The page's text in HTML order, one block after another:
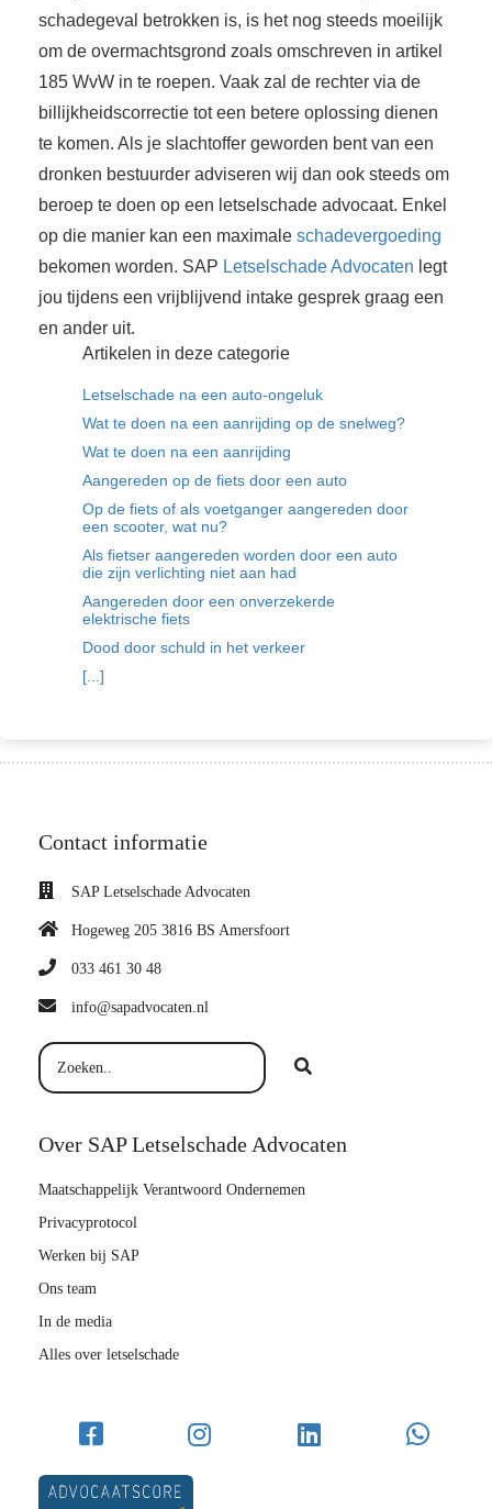
schadegeval betrokken is, is het nog steeds moeilijk
om de overmachtsgrond zoals omschreven in artikel
185 WvW in te roepen. Vaak zal de rechter via de
billijkheidscorrectie tot een betere oplossing dienen
te komen. Als je slachtoffer geworden bent van een
dronken bestuurder adviseren wij dan ook steeds om
beroep te doen op een letselschade advocaat. Enkel
op die manier kan een maximale schadevergoeding
bekomen worden. SAP Letselschade Advocaten legt
jou tijdens een vrijblijvend intake gesprek graag een
en ander uit.
Artikelen in deze categorie
Letselschade na een auto-ongeluk
Wat te doen na een aanrijding op de snelweg?
Wat te doen na een aanrijding
Aangereden op de fiets door een auto
Op de fiets of als voetganger aangereden door
een scooter, wat nu?
Als fietser aangereden worden door een auto
die zijn verlichting niet aan had
Aangereden door een onverzekerde
elektrische fiets
Dood door schuld in het verkeer
[...]
Contact informatie
SAP Letselschade Advocaten
Hogeweg 205 3816 BS Amersfoort
033 461 30 48
info@sapadvocaten.nl
Over SAP Letselschade Advocaten
Maatschappelijk Verantwoord Ondernemen
Privacyprotocol
Werken bij SAP
Ons team
In de media
Alles over letselschade